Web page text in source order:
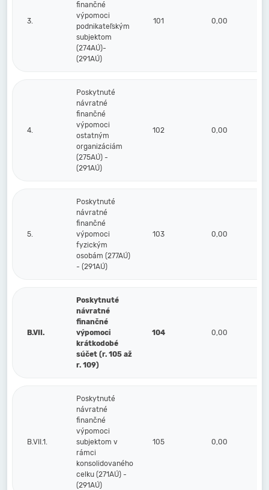
3.
finančné
výpomoci
podnikateľským
subjektom
(274AÚ)-
(291AÚ)
101 0,00
4.
Poskytnuté
návratné
finančné
výpomoci
ostatným
organizáciám
(275AÚ) -
(291AÚ)
102 0,00
5.
Poskytnuté
návratné
finančné
výpomoci
fyzickým
osobám (277AÚ)
- (291AÚ)
103 0,00
B.VII.
Poskytnuté
návratné
finančné
výpomoci
krátkodobé
súčet (r. 105 až
r. 109)
104 0,00
B.VII.1.
Poskytnuté
návratné
finančné
výpomoci
subjektom v
rámci
konsolidovaného
celku (271AÚ) -
(291AÚ)
105 0,00